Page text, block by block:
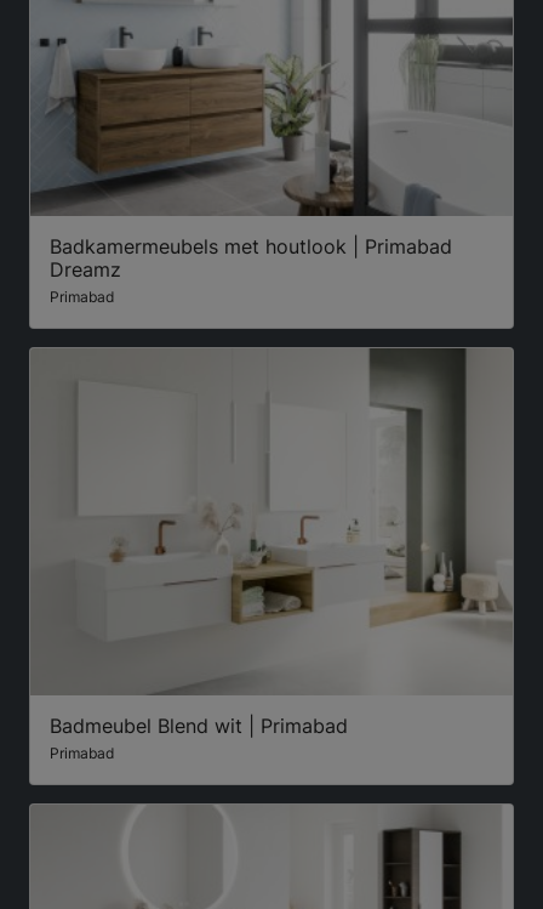
Badkamermeubels met houtlook | Primabad
Dreamz
Primabad
Badmeubel Blend wit | Primabad
Primabad